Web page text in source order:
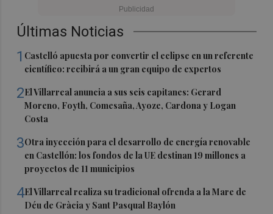
Últimas Noticias
1 Castelló apuesta por convertir el eclipse en un referente
científico: recibirá a un gran equipo de expertos
2El Villarreal anuncia a sus seis capitanes: Gerard
Moreno, Foyth, Comesaña, Ayoze, Cardona y Logan
Costa
3Otra inyección para el desarrollo de energía renovable
en Castellón: los fondos de la UE destinan 19 millones a
proyectos de 11 municipios
4El Villarreal realiza su tradicional ofrenda a la Mare de
Déu de Gràcia y Sant Pasqual Baylón